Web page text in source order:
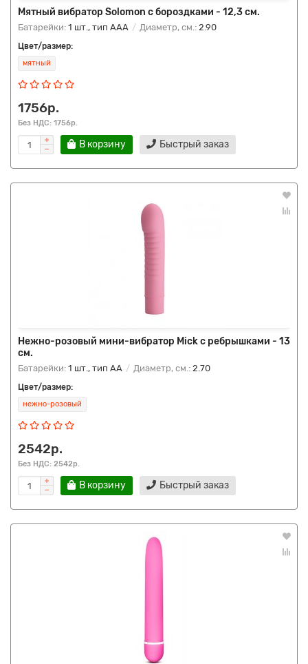
Мятный вибратор Solomon с бороздками - 12,3 см.
Батарейки: 1 шт., тип AAA Диаметр, см.: 2.90
Цвет/размер:
мятный
1756р.
Без НДС: 1756р.
В корзину Быстрый заказ
Нежно-розовый мини-вибратор Mick с ребрышками - 13
см.
Батарейки: 1 шт., тип AA Диаметр, см.: 2.70
Цвет/размер:
нежно-розовый
2542р.
Без НДС: 2542р.
В корзину Быстрый заказ